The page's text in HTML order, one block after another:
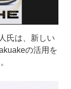
氏は、新しい
の活用を